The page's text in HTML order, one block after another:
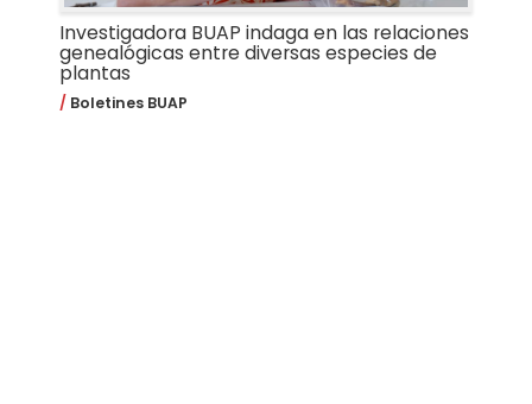
Investigadora BUAP indaga en las relaciones
genealógicas entre diversas especies de
plantas
Boletines BUAP